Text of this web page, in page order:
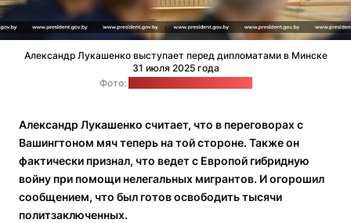
Александр Лукашенко выступает перед дипломатами в Минске
31 июля 2025 года
Фото:
Александр Лукашенко считает, что в переговорах с
Вашингтоном мяч теперь на той стороне. Также он
фактически признал, что ведет с Европой гибридную
войну при помощи нелегальных мигрантов. И огорошил
сообщением, что был готов освободить тысячи
политзаключенных.